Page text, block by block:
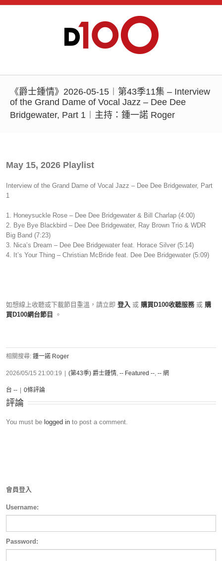
《爵士鍾情》2026-05-15︱第43季11集 – Interview
of the Grand Dame of Vocal Jazz – Dee Dee
Bridgewater, Part 1︱主持：鍾一諾 Roger
May 15, 2026 Playlist
Interview of the Grand Dame of Vocal Jazz – Dee Dee Bridgewater, Part
1
1. Honeysuckle Rose – Dee Dee Bridgewater & Bill Charlap (4:00)
2. Bye Bye Blackbird – Dee Dee Bridgewater, Ray Brown Trio & WDR
Big Band (7:23)
3. Nica’s Dream – Dee Dee Bridgewater feat. Horace Silver (5:14)
4. It’s Your Thing – Christian McBride feat. Dee Dee Bridgewater (5:09)
如想線上收聽或下載節目重溫，請立即 登入 或 購買D100收聽服務 或 購
買D100網台節目
。
相關搜尋: 鍾一諾 Roger
2026/05/15 21:00:19 (第43季) 爵士鍾情, -- Featured --, -- 網
台 -- 0條評論
評論
You must be logged in to post a comment.
會員登入
Username:
Password: